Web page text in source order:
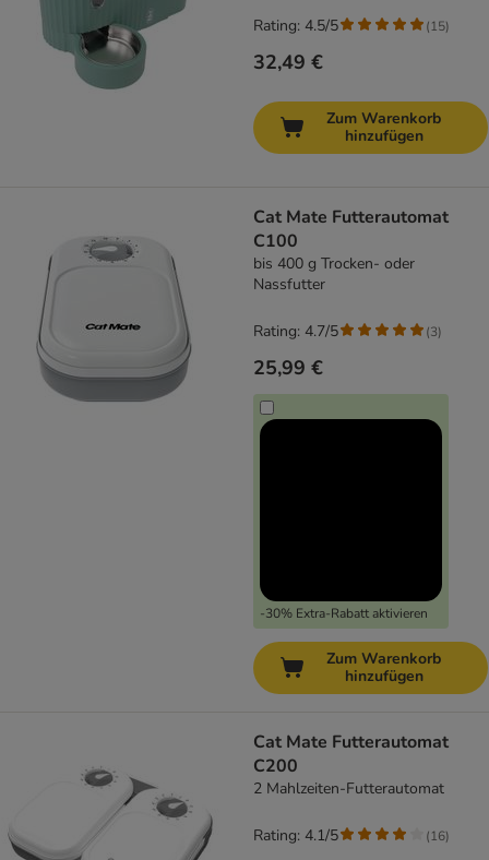
32,49 €
Rating: 4.5/5 (15)
Zum Warenkorb
hinzufügen
Cat Mate Futterautomat
C100
bis 400 g Trocken- oder
Nassfutter
25,99 €
-30% Extra-Rabatt aktivieren
Rating: 4.7/5 (3)
Zum Warenkorb
hinzufügen
Cat Mate Futterautomat
C200
2 Mahlzeiten-Futterautomat
Rating: 4.1/5 (16)